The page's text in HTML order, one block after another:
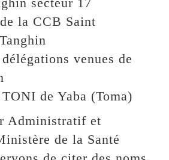
la CCB Saint
venues de
de Yaba (Toma)
Administratif et
de la Santé